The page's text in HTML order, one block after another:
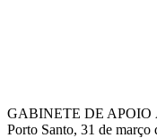
GABINETE DE APOIO
Porto Santo, 31 de março